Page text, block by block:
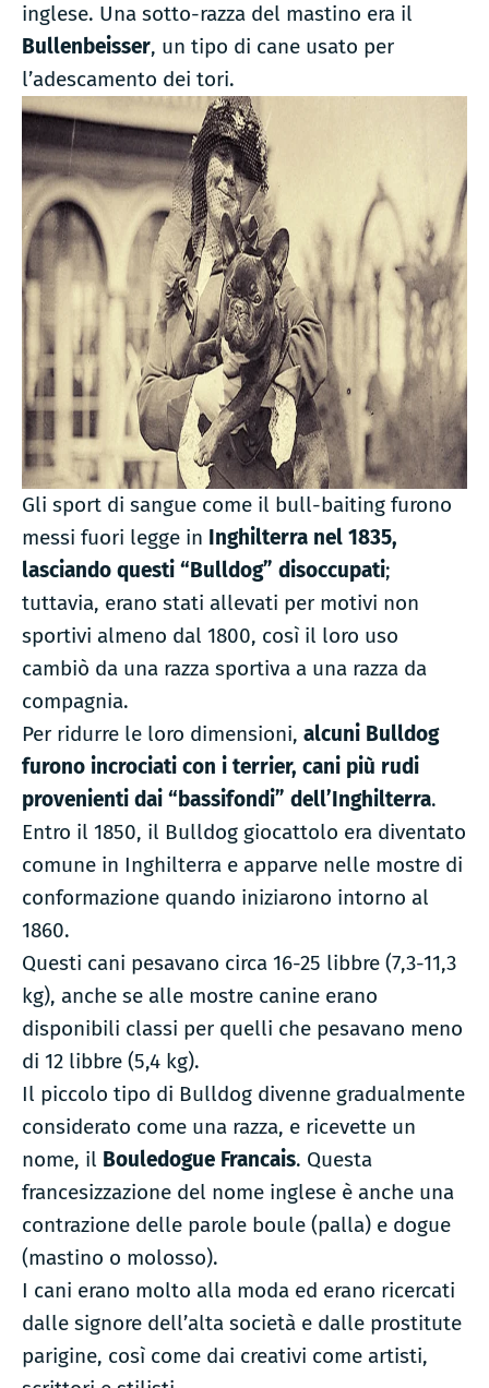
inglese. Una sotto-razza del mastino era il
Bullenbeisser, un tipo di cane usato per
l’adescamento dei tori.
Gli sport di sangue come il bull-baiting furono
messi fuori legge in Inghilterra nel 1835,
lasciando questi “Bulldog” disoccupati;
tuttavia, erano stati allevati per motivi non
sportivi almeno dal 1800, così il loro uso
cambiò da una razza sportiva a una razza da
compagnia.
Per ridurre le loro dimensioni, alcuni Bulldog
furono incrociati con i terrier, cani più rudi
provenienti dai “bassifondi” dell’Inghilterra.
Entro il 1850, il Bulldog giocattolo era diventato
comune in Inghilterra e apparve nelle mostre di
conformazione quando iniziarono intorno al
1860.
Questi cani pesavano circa 16-25 libbre (7,3-11,3
kg), anche se alle mostre canine erano
disponibili classi per quelli che pesavano meno
di 12 libbre (5,4 kg).
Il piccolo tipo di Bulldog divenne gradualmente
considerato come una razza, e ricevette un
nome, il Bouledogue Francais. Questa
francesizzazione del nome inglese è anche una
contrazione delle parole boule (palla) e dogue
(mastino o molosso).
I cani erano molto alla moda ed erano ricercati
dalle signore dell’alta società e dalle prostitute
parigine, così come dai creativi come artisti,